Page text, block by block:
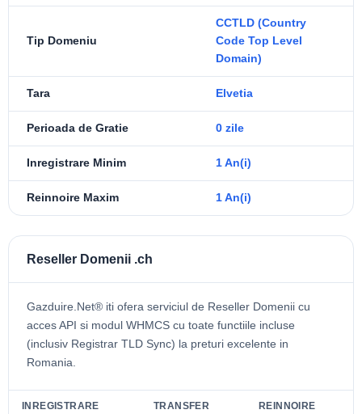
Tip Domeniu
CCTLD (Country
Code Top Level
Domain)
Tara Elvetia
Perioada de Gratie 0 zile
Inregistrare Minim 1 An(i)
Reinnoire Maxim 1 An(i)
Reseller Domenii .ch
Gazduire.Net® iti ofera serviciul de Reseller Domenii cu
acces API si modul WHMCS cu toate functiile incluse
(inclusiv Registrar TLD Sync) la preturi excelente in
Romania.
INREGISTRARE TRANSFER REINNOIRE